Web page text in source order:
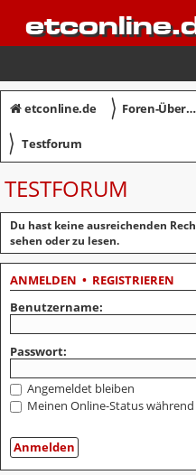
etconline.de 〉 Foren-Übersicht
〉 Testforum
TESTFORUM
Du hast keine ausreichenden
sehen oder zu lesen.
ANMELDEN • REGISTRIEREN
Benutzername:
Passwort:
Angemeldet bleiben
Meinen Online-Status